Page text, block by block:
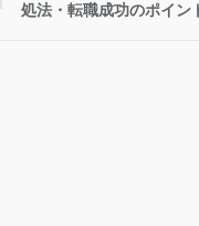
処法・転職成功のポイン